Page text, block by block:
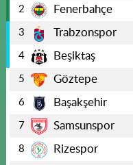
2 Fenerbahçe
3 Trabzonspor
4 Beşiktaş
5 Göztepe
6 Başakşehir
7 Samsunspor
8 Rizespor